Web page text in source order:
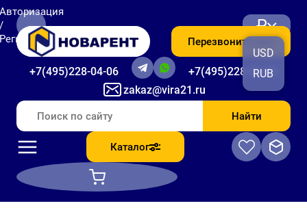
zakaz@vira21.ru
+7(495)228-04-06 +7(495)228-06-56
Перезвоните мне
₽
USD
RUB
Найти
Каталог